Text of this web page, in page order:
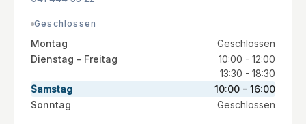
Geschlossen
Montag
Geschlossen
Dienstag - Freitag
10:00 - 12:00
13:30 - 18:30
Samstag
10:00 - 16:00
Sonntag
Geschlossen